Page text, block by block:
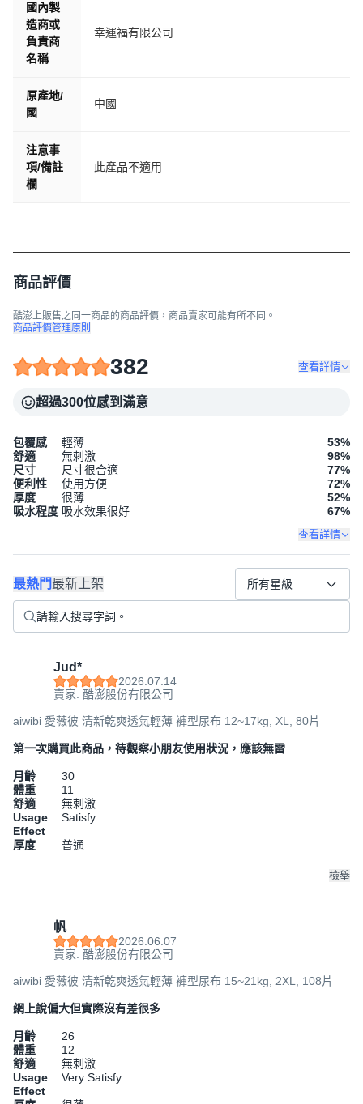
國內製
造商或
負責商
名稱
幸運福有限公司
原產地/
國
中國
注意事
項/備註
欄
此產品不適用
商品評價
酷澎上販售之同一商品的商品評價，商品賣家可能有所不同。
商品評價管理原則
382 查看詳情
超過300位感到滿意
包覆感 輕薄 53%
舒適
無刺激 98%
尺寸
尺寸很合適 77%
便利性
使用方便 72%
厚度
很薄 52%
吸水程度 吸水效果很好 67%
查看詳情
最熱門最新上架 所有星級
Jud*
2026.07.14
賣家: 酷澎股份有限公司
aiwibi 愛薇彼 清新乾爽透氣輕薄 褲型尿布 12~17kg, XL, 80片
第一次購買此商品，待觀察小朋友使用狀況，應該無雷
月齡
30
體重
11
舒適
無刺激
Usage
Effect
Satisfy
厚度 普通
檢舉
帆
2026.06.07
賣家: 酷澎股份有限公司
aiwibi 愛薇彼 清新乾爽透氣輕薄 褲型尿布 15~21kg, 2XL, 108片
網上說偏大但實際沒有差很多
月齡
26
體重
12
舒適
無刺激
Usage
Effect
Very Satisfy